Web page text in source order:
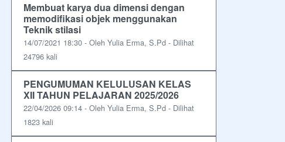
Membuat karya dua dimensi dengan
memodifikasi objek menggunakan
Teknik stilasi
14/07/2021 18:30 - Oleh Yulia Erma, S.Pd - Dilihat
24796 kali
PENGUMUMAN KELULUSAN KELAS
XII TAHUN PELAJARAN 2025/2026
22/04/2026 09:14 - Oleh Yulia Erma, S.Pd - Dilihat
1823 kali